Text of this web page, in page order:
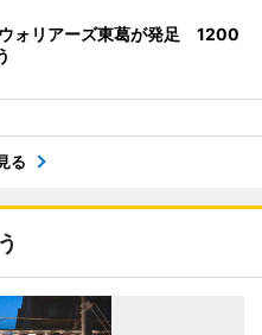
ォリアーズ東葛が発足 1200
る